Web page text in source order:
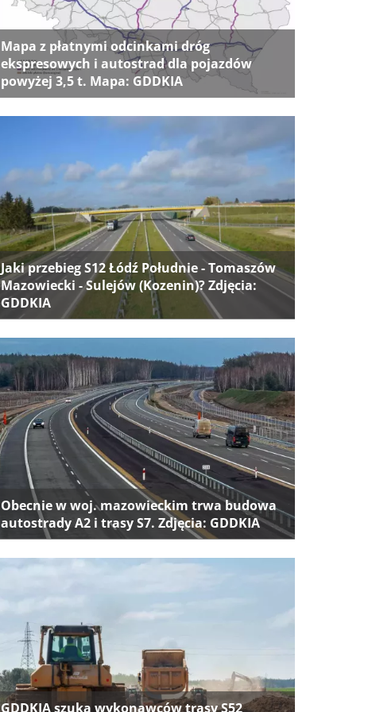
Mapa z płatnymi odcinkami dróg
ekspresowych i autostrad dla pojazdów
powyżej 3,5 t. Mapa: GDDKIA
Jaki przebieg S12 Łódź Południe - Tomaszów
Mazowiecki - Sulejów (Kozenin)? Zdjęcia:
GDDKIA
Obecnie w woj. mazowieckim trwa budowa
autostrady A2 i trasy S7. Zdjęcia: GDDKIA
GDDKIA szuka wykonawców trasy S52